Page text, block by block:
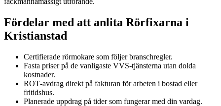
Fördelar med att anlita Rörfixarna i
Kristianstad
Certifierade rörmokare som följer branschregler.
Fasta priser på de vanligaste VVS‑tjänsterna utan dolda
kostnader.
ROT‑avdrag direkt på fakturan för arbeten i bostad eller
fritidshus.
Planerade uppdrag på tider som fungerar med din vardag.